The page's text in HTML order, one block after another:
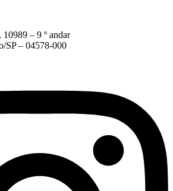
– 9 º andar
SP – 04578-000